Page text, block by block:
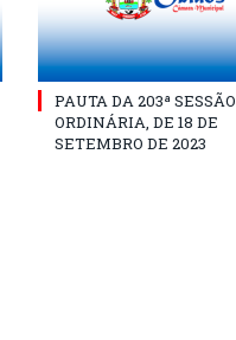
PAUTA DA 203ª SESSÃO
ORDINÁRIA, DE 18 DE
SETEMBRO DE 2023